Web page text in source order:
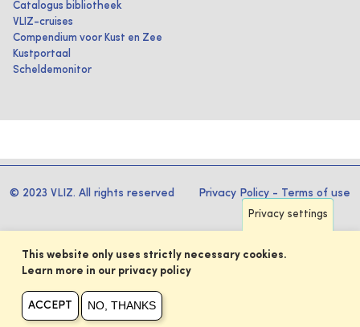
Catalogus bibliotheek
VLIZ-cruises
Compendium voor Kust en Zee
Kustportaal
Scheldemonitor
© 2023 VLIZ. All rights reserved Privacy Policy - Terms of use
Privacy settings
This website only uses strictly necessary cookies.
Learn more in our privacy policy
ACCEPT NO, THANKS